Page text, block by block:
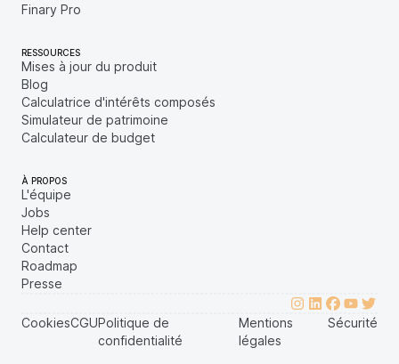
Finary Pro
RESSOURCES
Mises à jour du produit
Blog
Calculatrice d'intérêts composés
Simulateur de patrimoine
Calculateur de budget
À PROPOS
L'équipe
Jobs
Help center
Contact
Roadmap
Presse
CookiesCGUPolitique de
confidentialité
Mentions
légales
Sécurité